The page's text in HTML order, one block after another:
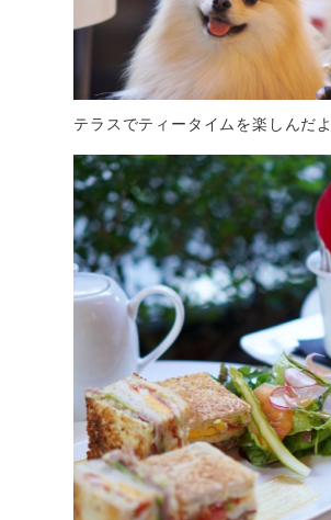
テラスでティータイムを楽しんだ